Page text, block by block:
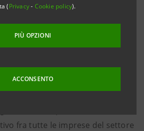
(Privacy- Cookie policy).
PIÙ OPZIONI
ACCONSENTO
da Intesa Sanpaolo
fra tutte le imprese del settore